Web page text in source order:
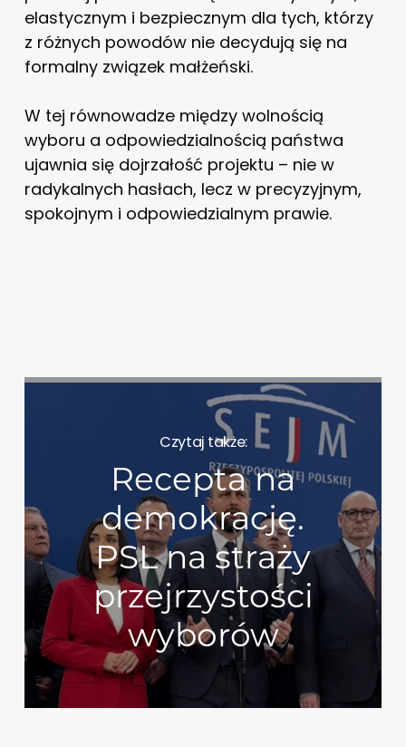
elastycznym i bezpiecznym dla tych, którzy
z różnych powodów nie decydują się na
formalny związek małżeński.
W tej równowadze między wolnością
wyboru a odpowiedzialnością państwa
ujawnia się dojrzałość projektu – nie w
radykalnych hasłach, lecz w precyzyjnym,
spokojnym i odpowiedzialnym prawie.
Czytaj także:
Recepta na
demokrację.
PSL na straży
przejrzystości
wyborów